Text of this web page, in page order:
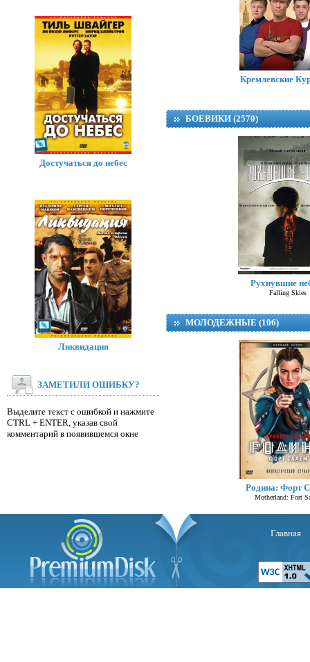
Кремлевские
БОЕВИКИ (2570)
Рухнувшие
Falling Skies
МОЛОДЕЖНЫЕ (106)
Родина: Форт
Motherland: Fort
Достучаться до небес
Ликвидация
ЗАМЕТИЛИ ОШИБКУ?
Выделите текст с ошибкой и нажмите
CTRL + ENTER, указав свой
комментарий в появившемся окне
Главная